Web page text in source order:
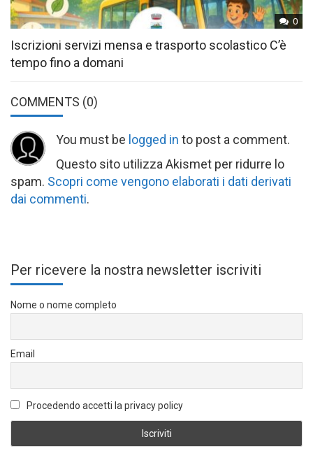
0
Iscrizioni servizi mensa e trasporto scolastico C’è
tempo fino a domani
COMMENTS (0)
You must be logged in to post a comment.
Questo sito utilizza Akismet per ridurre lo
spam. Scopri come vengono elaborati i dati derivati
dai commenti.
Per ricevere la nostra newsletter iscriviti
Nome o nome completo
Email
Procedendo accetti la privacy policy